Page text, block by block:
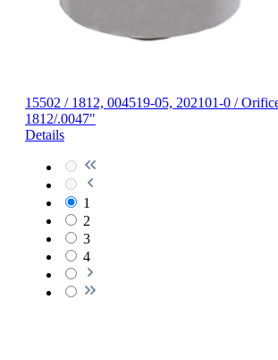
15502 / 1812, 004519-05, 202101-0 /
1812/.0047"
Details
1
2
3
4